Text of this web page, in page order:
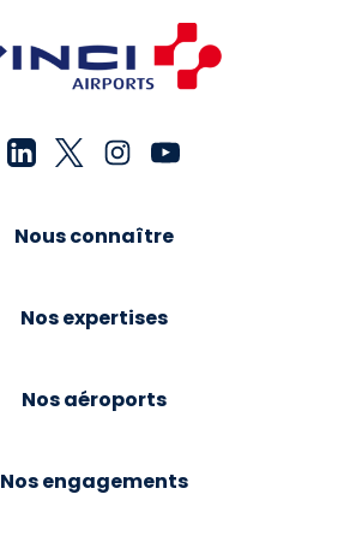
Nous connaître
Nos expertises
Nos aéroports
Nos engagements